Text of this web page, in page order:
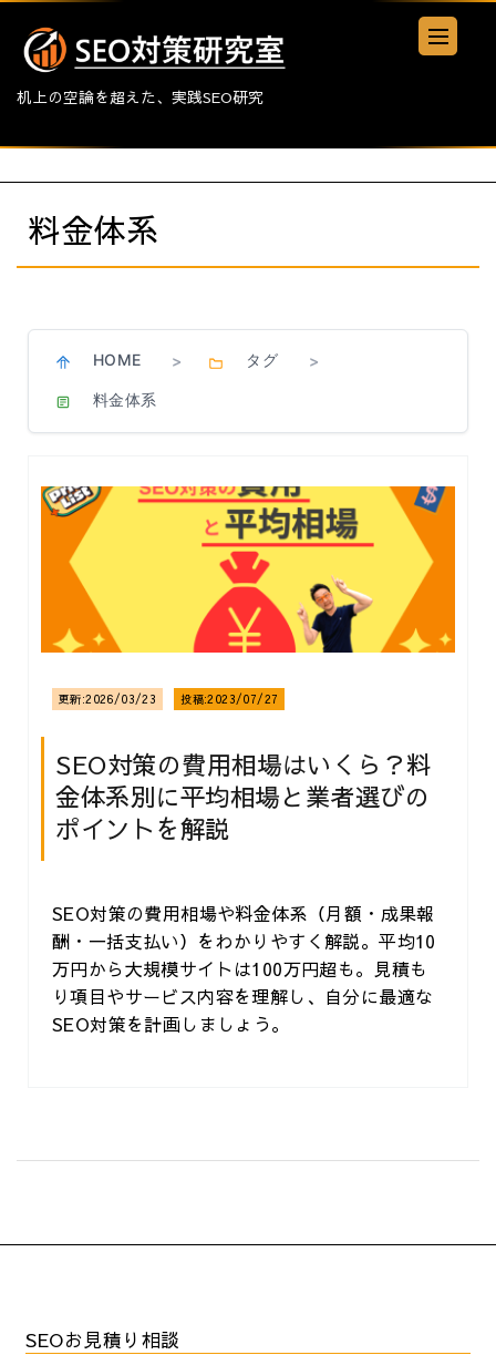
机上の空論を超えた、実践SEO研究
料金体系
HOME > タグ >
料金体系
SEO対策の費用相場はいくら？料
金体系別に平均相場と業者選びの
ポイントを解説
更新:2026/03/23 投稿:2023/07/27
SEO対策の費用相場や料金体系（月額・成果報
酬・一括支払い）をわかりやすく解説。平均10
万円から大規模サイトは100万円超も。見積も
り項目やサービス内容を理解し、自分に最適な
SEO対策を計画しましょう。
SEOお見積り相談